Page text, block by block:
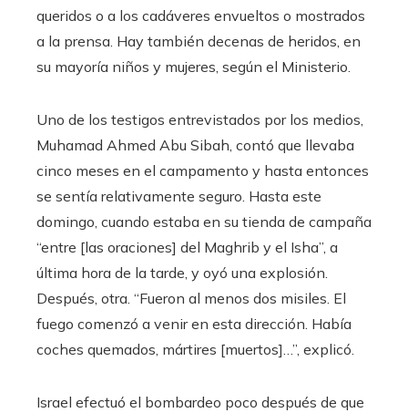
queridos o a los cadáveres envueltos o mostrados
a la prensa. Hay también decenas de heridos, en
su mayoría niños y mujeres, según el Ministerio.
Uno de los testigos entrevistados por los medios,
Muhamad Ahmed Abu Sibah, contó que llevaba
cinco meses en el campamento y hasta entonces
se sentía relativamente seguro. Hasta este
domingo, cuando estaba en su tienda de campaña
“entre [las oraciones] del Maghrib y el Isha”, a
última hora de la tarde, y oyó una explosión.
Después, otra. “Fueron al menos dos misiles. El
fuego comenzó a venir en esta dirección. Había
coches quemados, mártires [muertos]…”, explicó.
Israel efectuó el bombardeo poco después de que